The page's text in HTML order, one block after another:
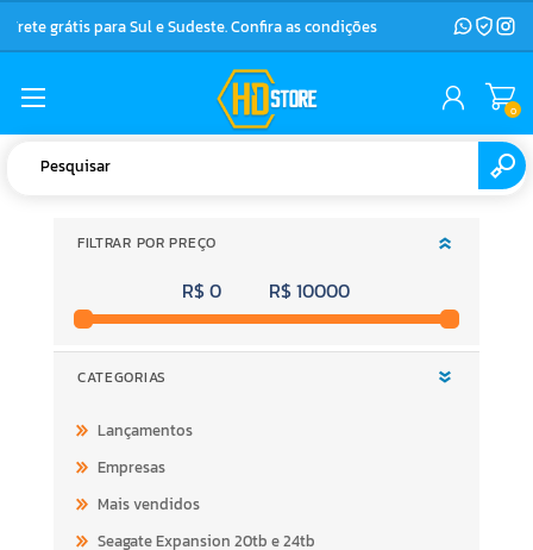
Frete grátis para Sul e Sudeste. Confira as condições
0
FILTRAR POR PREÇO
R$ 0 R$ 10000
CATEGORIAS
Lançamentos
Empresas
Mais vendidos
Seagate Expansion 20tb e 24tb